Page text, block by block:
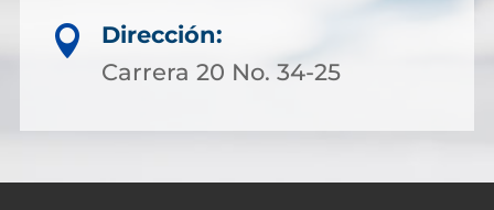

Dirección:
Carrera 20 No. 34-25